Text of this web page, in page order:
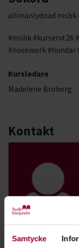
Samtycke
allmänlydnad
#msbk #kurservt26
#nosework
Kursledare
Madelene Broberg
Kontakt